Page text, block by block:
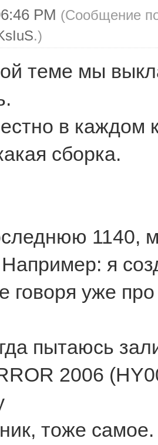
PM (Сообщение
.)
теме мы
в каждом
сборка.
1140,
я
говоря уже
пытаюсь
2006
тоже